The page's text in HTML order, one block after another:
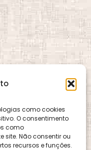
como cookies
O consentimento
como
site. Não consentir ou
recursos e funções.